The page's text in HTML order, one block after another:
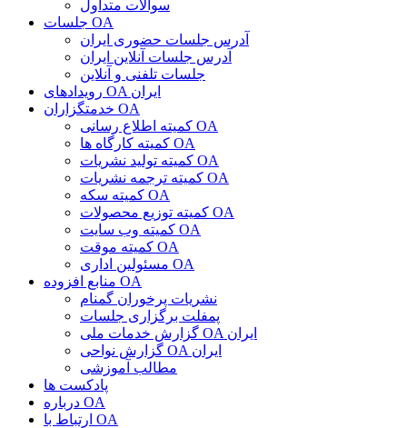
سوالات متداول
جلسات OA
آدرس جلسات حضوری ایران
آدرس جلسات آنلاین ایران
جلسات تلفنی و آنلاین
رویدادهای OA ایران
خدمتگزاران OA
کمیته اطلاع رسانی OA
کمیته کارگاه ها OA
کمیته تولید نشریات OA
کمیته ترجمه نشریات OA
کمیته سکه OA
کمیته توزیع محصولات OA
کمیته وب سایت OA
کمیته موقت OA
مسئولین اداری OA
منابع افزوده OA
نشریات پرخوران گمنام
پمفلت برگزاری جلسات
گزارش خدمات ملی OA ایران
گزارش نواحی OA ایران
مطالب آموزشی
پادکست ها
درباره OA
ارتباط با OA